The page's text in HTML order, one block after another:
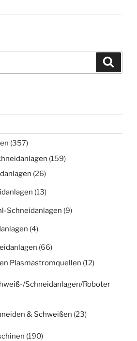
(357)
(159)
(26)
(13)
Schneidanlagen (9)
(4)
(66)
Plasmastromquellen (12)
Schneidanlagen/Roboter
& Schweißen (23)
(190)